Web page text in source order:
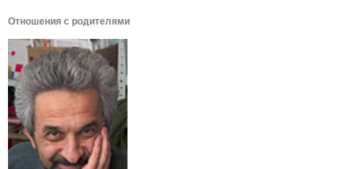
Отношения с родителями